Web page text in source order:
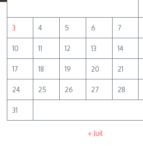
3 4 5 6 7
10 11 12 13 14
17 18 19 20 21
24 25 26 27 28
31
« Juil